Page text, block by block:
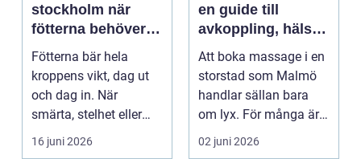
stockholm när
fötterna behöver
mer än vila
Fötterna bär hela
kroppens vikt, dag ut
och dag in. När
smärta, stelhet eller
felställningar uppstår...
16 juni 2026
en guide till
avkoppling, hälsa
och välmående
Att boka massage i en
storstad som Malmö
handlar sällan bara
om lyx. För många är
det ett sätt att h...
02 juni 2026